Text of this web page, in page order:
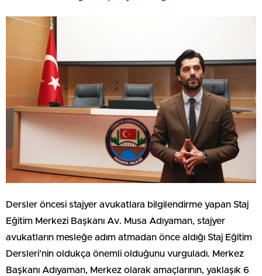
Dersler öncesi stajyer avukatlara bilgilendirme yapan Staj
Eğitim Merkezi Başkanı Av. Musa Adıyaman, stajyer
avukatların mesleğe adım atmadan önce aldığı Staj Eğitim
Dersleri’nin oldukça önemli olduğunu vurguladı. Merkez
Başkanı Adıyaman, Merkez olarak amaçlarının, yaklaşık 6